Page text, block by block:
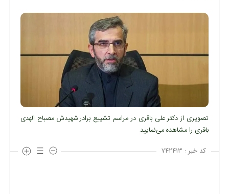
تصویری از دکتر علی باقری در مراسم تشییع برادر شهیدش مصباح الهدی
باقری را مشاهده می‌نمایید.
کد خبر : ۷۴۲۴۱۳